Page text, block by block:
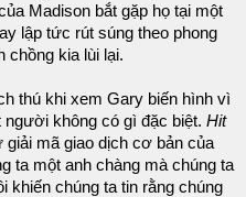
Madison bắt gặp họ tại một
lập tức rút súng theo phong
chồng kia lùi lại.
thú khi xem Gary biến hình vì
người không có gì đặc biệt. Hit
mã giao dịch cơ bản của
ta một anh chàng mà chúng ta
khiến chúng ta tin rằng chúng